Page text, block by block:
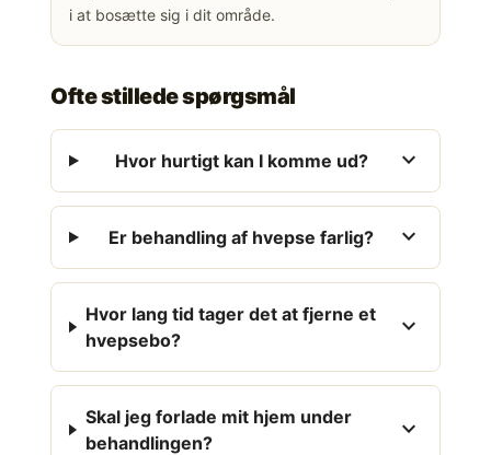
i at bosætte sig i dit område.
Ofte stillede spørgsmål
Hvor hurtigt kan I komme ud? expand_more
Er behandling af hvepse farlig? expand_more
Hvor lang tid tager det at fjerne et
hvepsebo?
expand_more
Skal jeg forlade mit hjem under
behandlingen?
expand_more